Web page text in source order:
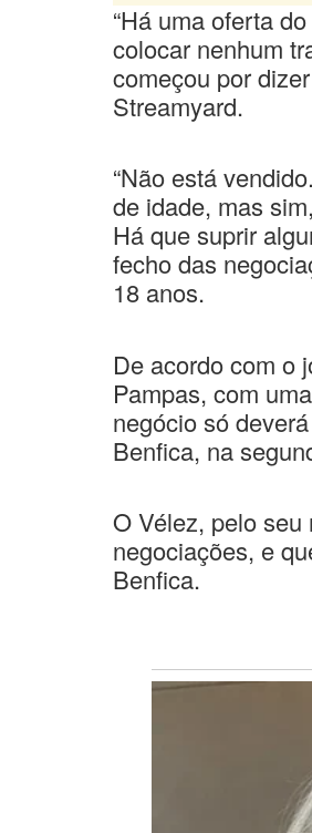
“Há uma oferta
colocar nenhum
começou por
Streamyard.
“Não está
de idade, mas
Há que suprir
fecho das
18 anos.
De acordo com o
Pampas, com
negócio só
Benfica, na
O Vélez, pelo seu
negociações, e
Benfica.